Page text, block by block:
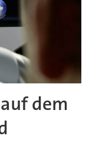
dem